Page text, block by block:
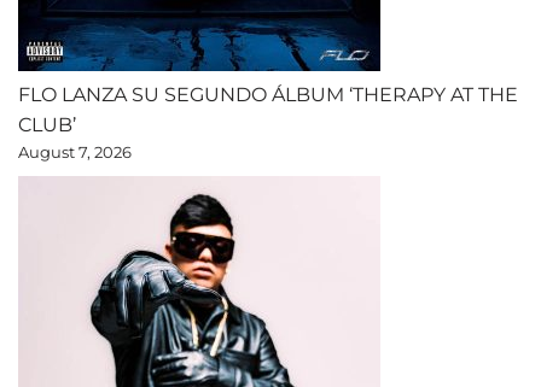
FLO LANZA SU SEGUNDO ÁLBUM ‘THERAPY AT THE
CLUB’
August 7, 2026